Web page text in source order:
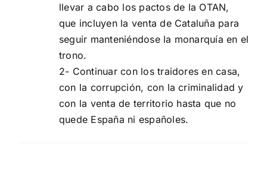
llevar a cabo los pactos de la OTAN,
que incluyen la venta de Cataluña para
seguir manteniéndose la monarquía en el
trono.
2- Continuar con los traidores en casa,
con la corrupción, con la criminalidad y
con la venta de territorio hasta que no
quede España ni españoles.